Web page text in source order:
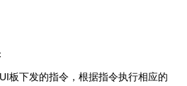
板下发的指令，根据指令执行相应的